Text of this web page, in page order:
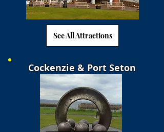
See All Attractions
Cockenzie & Port Seton